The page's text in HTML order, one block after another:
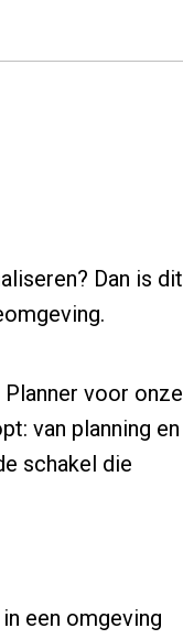
Dan is dit
voor onze
van planning en
schakel die
een omgeving